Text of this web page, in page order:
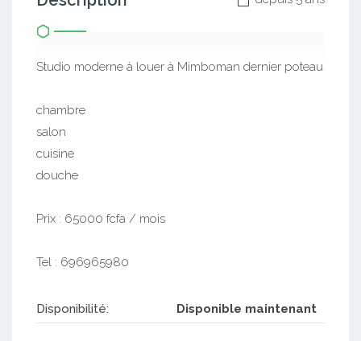
Studio moderne à louer à Mimboman dernier poteau
chambre
salon
cuisine
douche
Prix : 65000 fcfa / mois
Tel : 696965980
Disponibilité: Disponible maintenant